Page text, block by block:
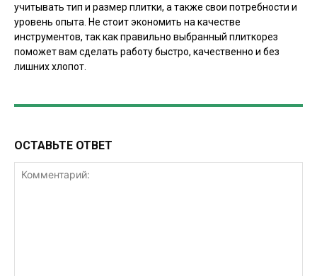
учитывать тип и размер плитки, а также свои потребности и
уровень опыта. Не стоит экономить на качестве
инструментов, так как правильно выбранный плиткорез
поможет вам сделать работу быстро, качественно и без
лишних хлопот.
ОСТАВЬТЕ ОТВЕТ